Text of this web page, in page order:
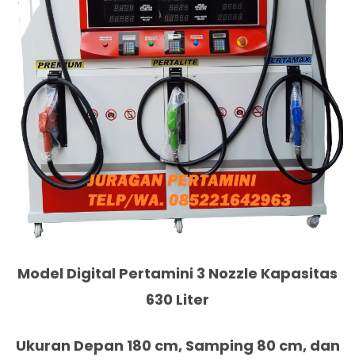
Model Digital Pertamini 3 Nozzle Kapasitas
630 Liter
Ukuran Depan 180 cm, Samping 80 cm, dan